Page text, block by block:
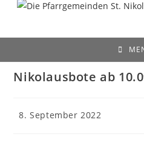
Nikolausbote ab
8. September 2022